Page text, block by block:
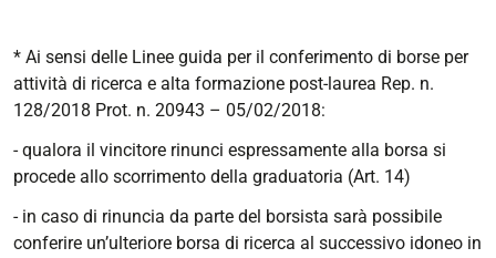
* Ai sensi delle Linee guida per il conferimento di borse per
attività di ricerca e alta formazione post-laurea Rep. n.
128/2018 Prot. n. 20943 – 05/02/2018:
- qualora il vincitore rinunci espressamente alla borsa si
procede allo scorrimento della graduatoria (Art. 14)
- in caso di rinuncia da parte del borsista sarà possibile
conferire un’ulteriore borsa di ricerca al successivo idoneo in